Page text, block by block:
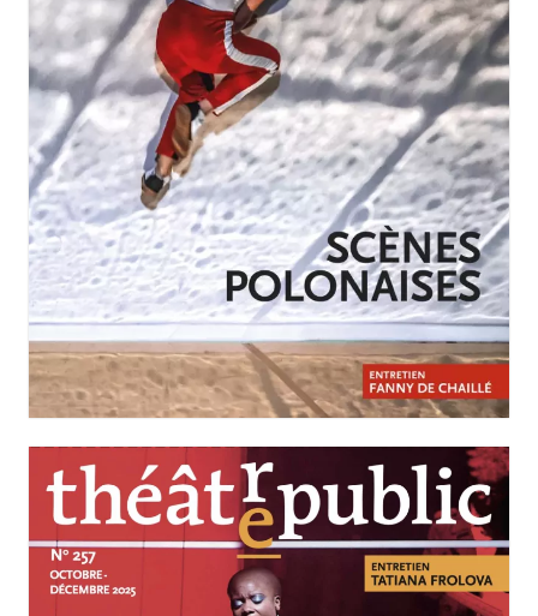
JANVIER-MARS 2026
N°258
Scènes polonaises